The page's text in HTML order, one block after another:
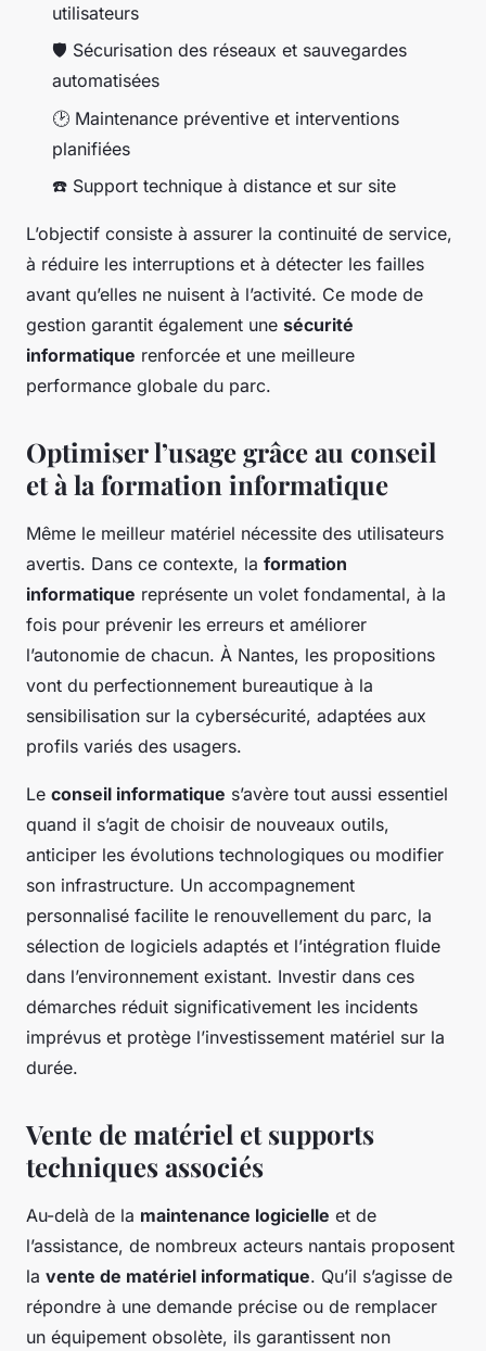
utilisateurs
🛡️ Sécurisation des réseaux et sauvegardes
automatisées
🕑 Maintenance préventive et interventions
planifiées
☎️ Support technique à distance et sur site
L’objectif consiste à assurer la continuité de service,
à réduire les interruptions et à détecter les failles
avant qu’elles ne nuisent à l’activité. Ce mode de
gestion garantit également une sécurité
informatique renforcée et une meilleure
performance globale du parc.
Optimiser l’usage grâce au conseil
et à la formation informatique
Même le meilleur matériel nécessite des utilisateurs
avertis. Dans ce contexte, la formation
informatique représente un volet fondamental, à la
fois pour prévenir les erreurs et améliorer
l’autonomie de chacun. À Nantes, les propositions
vont du perfectionnement bureautique à la
sensibilisation sur la cybersécurité, adaptées aux
profils variés des usagers.
Le conseil informatique s’avère tout aussi essentiel
quand il s’agit de choisir de nouveaux outils,
anticiper les évolutions technologiques ou modifier
son infrastructure. Un accompagnement
personnalisé facilite le renouvellement du parc, la
sélection de logiciels adaptés et l’intégration fluide
dans l’environnement existant. Investir dans ces
démarches réduit significativement les incidents
imprévus et protège l’investissement matériel sur la
durée.
Vente de matériel et supports
techniques associés
Au-delà de la maintenance logicielle et de
l’assistance, de nombreux acteurs nantais proposent
la vente de matériel informatique. Qu’il s’agisse de
répondre à une demande précise ou de remplacer
un équipement obsolète, ils garantissent non